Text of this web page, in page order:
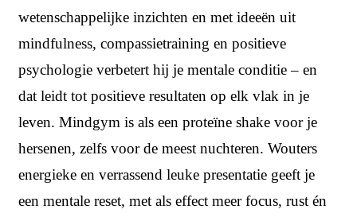
wetenschappelijke inzichten en met ideeën uit
mindfulness, compassietraining en positieve
psychologie verbetert hij je mentale conditie – en
dat leidt tot positieve resultaten op elk vlak in je
leven. Mindgym is als een proteïne shake voor je
hersenen, zelfs voor de meest nuchteren. Wouters
energieke en verrassend leuke presentatie geeft je
een mentale reset, met als effect meer focus, rust én